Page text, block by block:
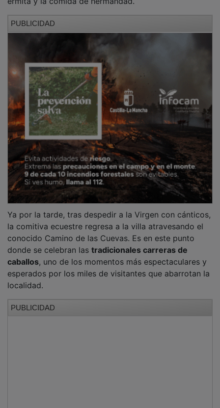
la comitiva ecuestre regresa a la villa atravesando el
conocido Camino de las Cuevas. Es en este punto
donde se celebran lastradicionales carreras de
caballos, uno de los momentos más espectaculares y
esperados por los miles de visitantes que abarrotan la
localidad.